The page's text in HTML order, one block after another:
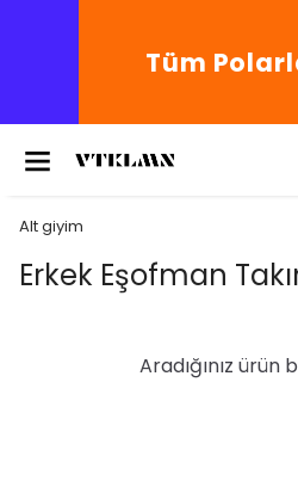
Tüm Polarlarda
Alt giyim
Erkek Eşofman
Aradığınız ürün